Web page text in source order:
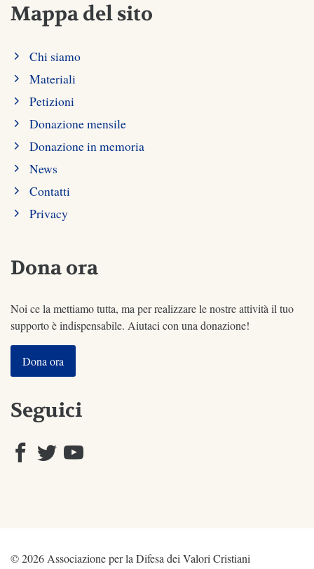
Mappa del sito
Chi siamo
Materiali
Petizioni
Donazione mensile
Donazione in memoria
News
Contatti
Privacy
Dona ora
Noi ce la mettiamo tutta, ma per realizzare le nostre attività il tuo
supporto è indispensabile. Aiutaci con una donazione!
Dona ora
Seguici
© 2026 Associazione per la Difesa dei Valori Cristiani